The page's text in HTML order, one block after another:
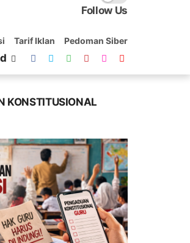
Follow Us
Tarif Iklan Pedoman Siber
KONSTITUSIONAL